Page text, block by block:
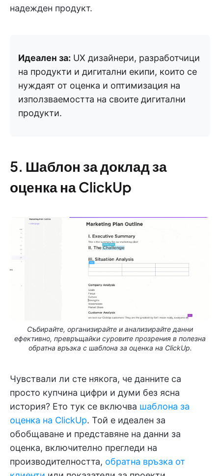
надежден продукт.
Идеален за: UX дизайнери, разработчици
на продукти и дигитални екипи, които се
нуждаят от оценка и оптимизация на
използваемостта на своите дигитални
продукти.
5. Шаблон за доклад за
оценка на ClickUp
Събирайте, организирайте и анализирайте данни
ефективно, превръщайки суровите прозрения в полезна
обратна връзка с шаблона за оценка на ClickUp.
Чувствали ли сте някога, че данните са
просто купчина цифри и думи без ясна
история? Ето тук се включва шаблона за
оценка на ClickUp. Той е идеален за
обобщаване и представяне на данни за
оценка, включително прегледи на
производителността, обратна връзка от